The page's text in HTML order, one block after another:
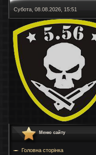
Субота, 08.08.2026, 15:51
Меню сайту
Головна сторінка